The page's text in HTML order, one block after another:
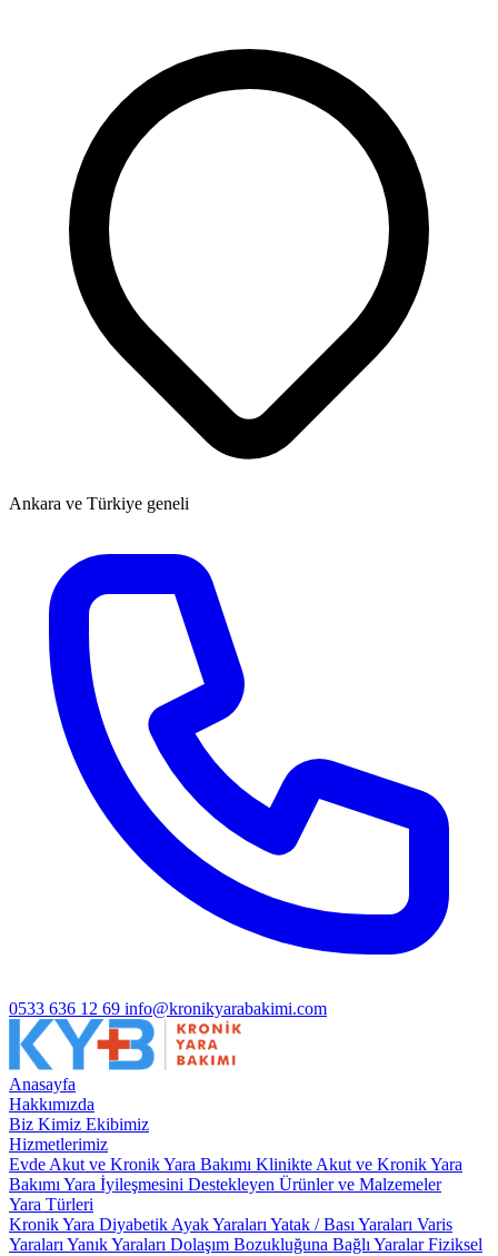
Ankara ve Türkiye geneli
0533 636 12 69 info@kronikyarabakimi.com
Anasayfa
Hakkımızda
Biz Kimiz Ekibimiz
Hizmetlerimiz
Evde Akut ve Kronik Yara Bakımı Klinikte Akut ve Kronik Yara
Bakımı Yara İyileşmesini Destekleyen Ürünler ve Malzemeler
Yara Türleri
Kronik Yara Diyabetik Ayak Yaraları Yatak / Bası Yaraları Varis
Yaraları Yanık Yaraları Dolaşım Bozukluğuna Bağlı YaralarFiziksel